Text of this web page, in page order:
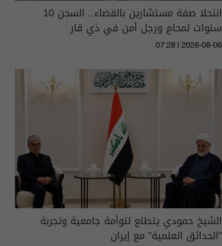
انتحلا صفة مستشارين بالقضاء.. السجن 10
سنوات لمحامٍ ورجل أمن في ذي قار
07:28 | 2026-08-06
الشيخ حمودي يتطلع لتوأمة جامعية وتجربة
"الحدائق العلمية" مع إيران